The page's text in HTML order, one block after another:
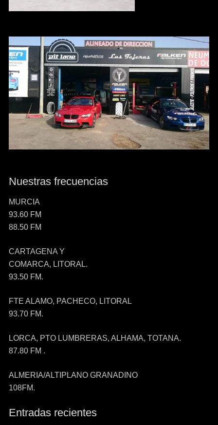
Nuestras frecuencias
MURCIA
93.60 FM
88.50 FM
CARTAGENA Y
COMARCA, LITORAL.
93.50 FM.
FTE ALAMO, PACHECO, LITORAL
93.70 FM.
LORCA, PTO LUMBRERAS, ALHAMA, TOTANA.
87.80 FM .
ALMERIA/ALTIPLANO GRANADINO
108FM.
Entradas recientes